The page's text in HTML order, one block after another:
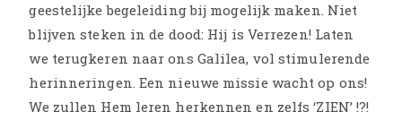
geestelijke begeleiding bij mogelijk maken. Niet
blijven steken in de dood: Hij is Verrezen! Laten
we terugkeren naar ons Galilea, vol stimulerende
herinneringen. Een nieuwe missie wacht op ons!
We zullen Hem leren herkennen en zelfs ‘ZIEN’ !?!